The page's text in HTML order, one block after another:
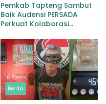
Pemkab Tapteng Sambut
Baik Audensi PERSADA
Perkuat Kolaborasi
dan Pebgaruutamaan
Inklusi
Berita